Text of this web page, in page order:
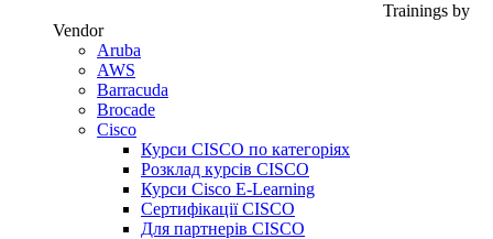
Trainings by
Vendor
Aruba
AWS
Barracuda
Brocade
Cisco
Курси CISCO по категоріях
Розклад курсів CISCO
Курси Cisco E-Learning
Сертифікації CISCO
Для партнерів CISCO